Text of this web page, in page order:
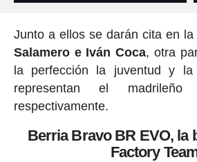
Junto a ellos se darán cita en
Salamero e Iván Coca, otra
la perfección la juventud y la
representan el
respectivamente.
Berria Bravo BR EVO, la
Factory